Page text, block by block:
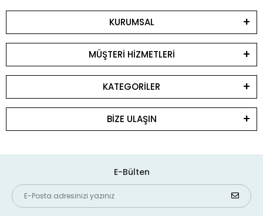
KURUMSAL
MÜŞTERİ HİZMETLERİ
KATEGORİLER
BİZE ULAŞIN
E-Bülten